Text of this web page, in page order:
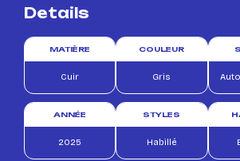
Details
MATIÈRE
Cuir
COULEUR
Gris
ANNÉE
2025
STYLES
Habillé